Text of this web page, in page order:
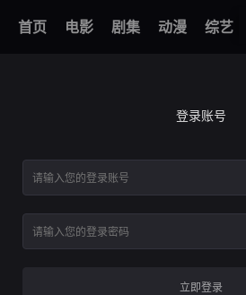
首页 电影 剧集 动漫 综艺
下载客户端
风物妖厨
登录账号
立即登录